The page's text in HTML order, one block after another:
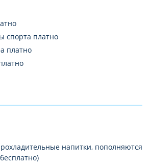
интернет в лобби (платно, Wi-Fi)
спорта платно
платно
платно
бесплатно
(3 лунки)
платно
напитки, пополняются